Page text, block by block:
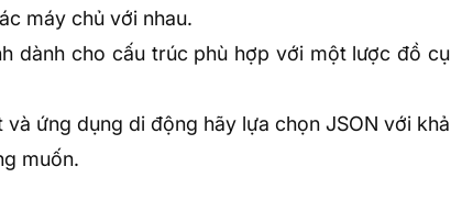
máy chủ với nhau.
dành cho cấu trúc phù hợp với một lược đồ cụ
và ứng dụng di động hãy lựa chọn JSON với khả
muốn.